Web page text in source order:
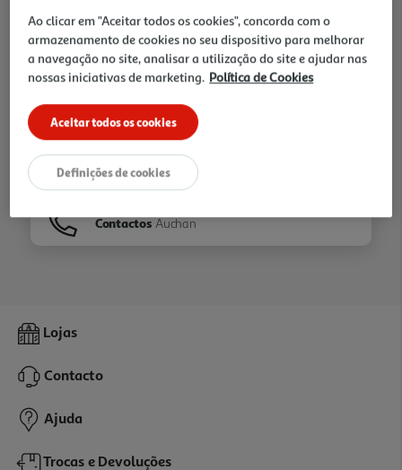
Ir para Homepage
Folhetos
Contactos Auchan
Lojas
Contacto
Ajuda
Trocas e Devoluções
Ao clicar em "Aceitar todos os cookies", concorda com o
armazenamento de cookies no seu dispositivo para melhorar
a navegação no site, analisar a utilização do site e ajudar nas
nossas iniciativas de marketing. Política de Cookies
Aceitar todos os cookies
Definições de cookies